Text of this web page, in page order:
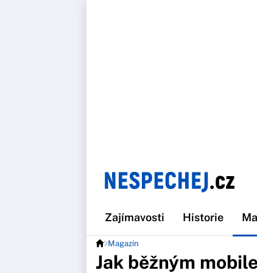
Zajímavosti Historie
Magazín
Jak běžným